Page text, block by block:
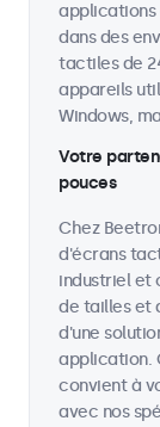
applications
dans des
tactiles de
appareils
Windows,
Votre
pouces
Chez
d'écrans
industriel et
de tailles et
d'une
application.
convient à
avec nos